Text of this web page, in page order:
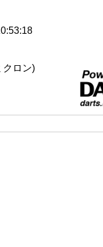
クロン)